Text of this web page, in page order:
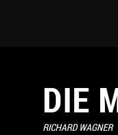
DIE
RICHARD WAGNER